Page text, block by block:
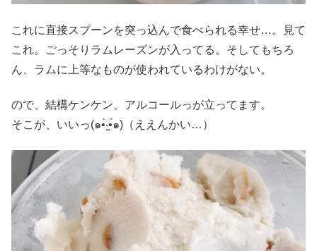
これに直接スプーンを突っ込んで食べられる幸せ…。見て
これ。ごっそりラムレーズンが入ってる。そしてもちろ
ん、ラムに上等なものが使われているわけがない。
ので、結構ケンケン、アルコールっが立ってます。
そこが、いいっ(๑•̀‧̫•́๑)（ええんかい…）